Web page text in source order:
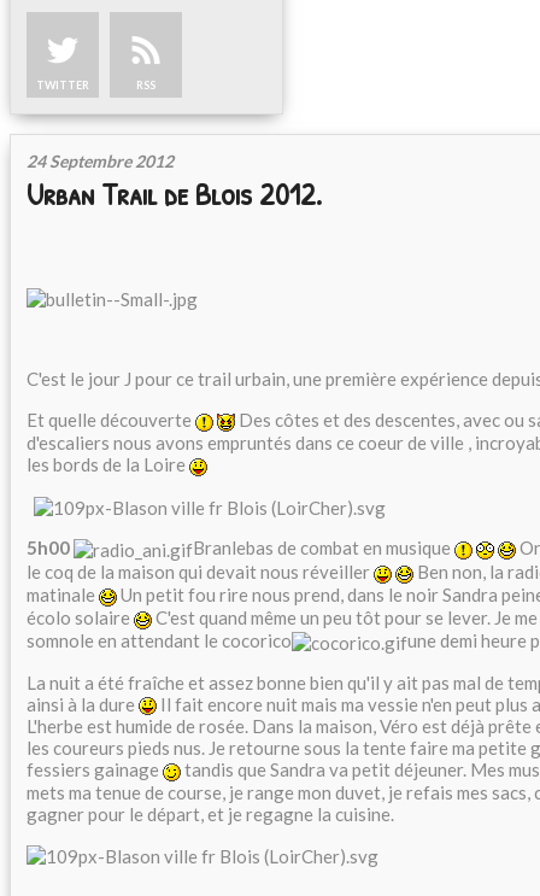
TWITTER RSS
24 Septembre 2012
Urban Trail de Blois 2012.
C'est le jour J pour ce trail urbain, une première expérience
Et quelle découverte
Des côtes et des descentes, avec ou
d'escaliers nous avons empruntés dans ce coeur de ville ,
les bords de la Loire
5h00 Branlebas de combat en musique
le coq de la maison qui devait nous réveiller
Ben non, la
matinale
Un petit fou rire nous prend, dans le noir Sandra
écolo solaire
C'est quand même un peu tôt pour se lever. Je
somnole en attendant le cocorico
une demi heure
La nuit a été fraîche et assez bonne bien qu'il y ait pas mal de
ainsi à la dure
Il fait encore nuit mais ma vessie n'en peut plus
L'herbe est humide de rosée. Dans la maison, Véro est déjà
les coureurs pieds nus. Je retourne sous la tente faire ma petite
fessiers gainage
tandis que Sandra va petit déjeuner. Mes
mets ma tenue de course, je range mon duvet, je refais mes sacs,
gagner pour le départ, et je regagne la cuisine.